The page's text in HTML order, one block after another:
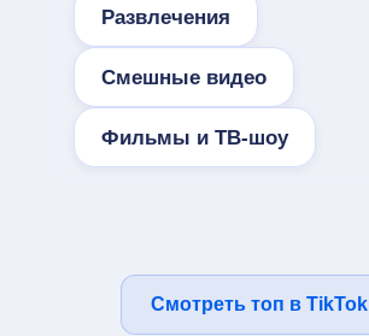
Развлечения
Смешные видео
Фильмы и ТВ-шоу
Смотреть топ в TikTok